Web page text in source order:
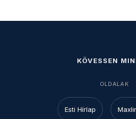
KÖVESSEN
OLDALAK
Esti Hírlap